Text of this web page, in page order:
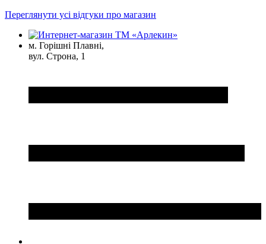
Переглянути усі відгуки про магазин
м. Горішні Плавні,
вул. Строна, 1